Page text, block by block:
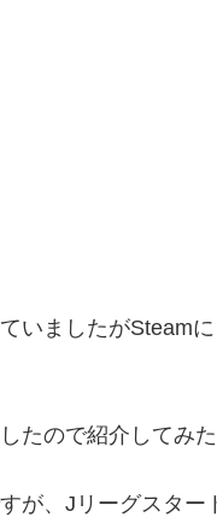
いましたがSteam
たので紹介してみた
が、Jリーグスタ